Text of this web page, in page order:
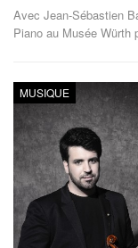
Avec Jean-Sébastien
Piano au Musée Würth
MUSIQUE